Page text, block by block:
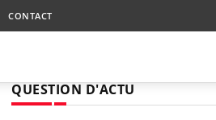
CONTACT
QUESTION D'ACTU